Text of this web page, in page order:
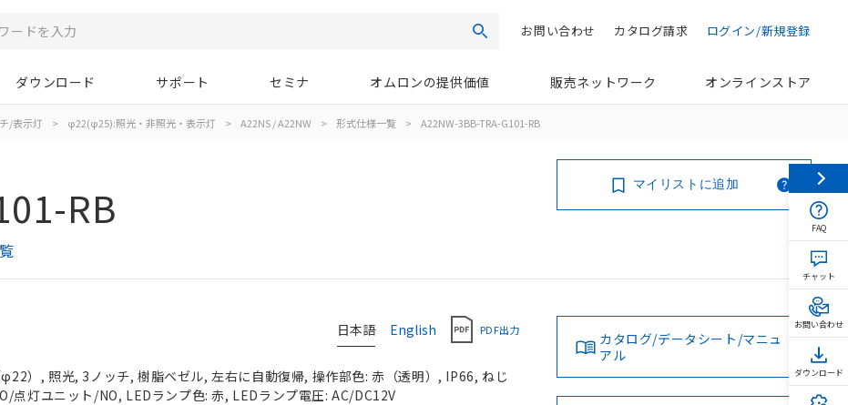
検索 ログイン/新規登録
カタログ請求
お問い合わせ
ダウンロード サポート セミナ オムロンの提供価値 販売ネットワーク オンラインストア
/表示灯 > φ22(φ25):照光・非照光・表示灯 > A22NS / A22NW > 形式仕様一覧 > A22NW-3BB-TRA-G101-RB
RB マイリストに追加
日本語 English PDF出力
）, 照光, 3ノッチ, 樹脂ベゼル, 左右に自動復帰, 操作部色: 赤（透明）, IP66, ねじ
点灯ユニット/NO, LEDランプ色: 赤, LEDランプ電圧: AC/DC12V
カタログ/データシート/マニュ
アル
FAQ
チャット
お問い合わせ
ダウンロード